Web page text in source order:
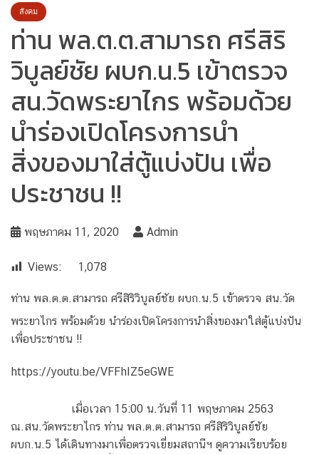
สังคม
ท่าน พล.ต.ต.สามารถ ศรีสิริ
วิบูลย์ชัย ผบก.น.5 เข้าตรวจ
สน.วัดพระยาไกร พร้อมด้วย
นำร่องเปิดโครงการนำ
สิ่งของมาใส่ตู้แบ่งปัน เพื่อ
ประชาชน !!
พฤษภาคม 11, 2020 Admin
Views: 1,078
ท่าน พล.ต.ต.สามารถ ศรีสิริวิบูลย์ชัย ผบก.น.5 เข้าตรวจ สน.วัด
พระยาไกร พร้อมด้วย นำร่องเปิดโครงการนำสิ่งของมาใส่ตู้แบ่งปัน
เพื่อประชาชน !!
https://youtu.be/VFFhIZ5eGWE
เมื่อเวลา 15:00 น.วันที่ 11 พฤษภาคม 2563
ณ.สน.วัดพระยาไกร ท่าน พล.ต.ต.สามารถ ศรีสิริวิบูลย์ชัย
ผบก.น.5 ได้เดินทางมาเพื่อตรวจเยี่ยมสถานีฯ ดูความเรียบร้อย